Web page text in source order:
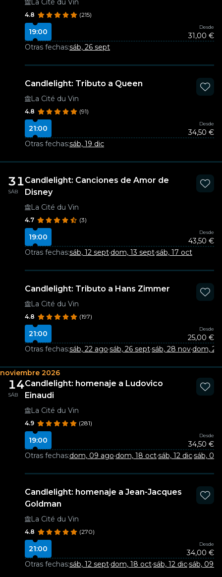
La Cité du Vin
4.8 (215)
19:00
Desde
31,00 €
Otras fechas:sáb, 26 sept
Candlelight: Tributo a Queen
La Cité du Vin
4.8 (91)
21:00
Desde
34,50 €
Otras fechas:sáb, 19 dic
31
SÁB
Candlelight: Canciones de Amor de
Disney
La Cité du Vin
4.7 (3)
19:00
Desde
43,50 €
Otras fechas:sáb, 12 sept·dom, 13 sept·sáb, 17 oct
Candlelight: Tributo a Hans Zimmer
La Cité du Vin
4.8 (197)
21:00
Desde
25,00 €
Otras fechas:sáb, 22 ago·sáb, 26 sept·sáb, 28 nov·dom,
noviembre 2026
14
SÁB
Candlelight: homenaje a Ludovico
Einaudi
La Cité du Vin
4.9 (281)
19:00
Desde
34,50 €
Otras fechas:dom, 09 ago·dom, 18 oct·sáb, 12 dic·sáb, 09
Candlelight: homenaje a Jean-Jacques
Goldman
La Cité du Vin
4.8 (270)
21:00
Desde
34,00 €
Otras fechas:sáb, 12 sept·dom, 18 oct·sáb, 12 dic·sáb, 09